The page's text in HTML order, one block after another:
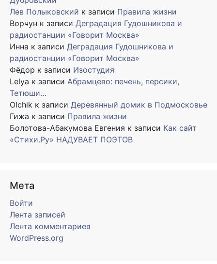
Лев Полыковский к записи Правила жизни
Ворчун к записи Деградация Гудошникова и
радиостанции «Говорит Москва»
Инна к записи Деградация Гудошникова и
радиостанции «Говорит Москва»
Фёдор к записи Изостудия
Lelya к записи Абрамцево: печень, персики,
Тетюши…
Olchik к записи Деревянный домик в Подмосковье
Гижа к записи Правила жизни
Болотова-Абакумова Евгения к записи Как сайт
«Стихи.Ру» НАДУВАЕТ ПОЭТОВ
Мета
Войти
Лента записей
Лента комментариев
WordPress.org